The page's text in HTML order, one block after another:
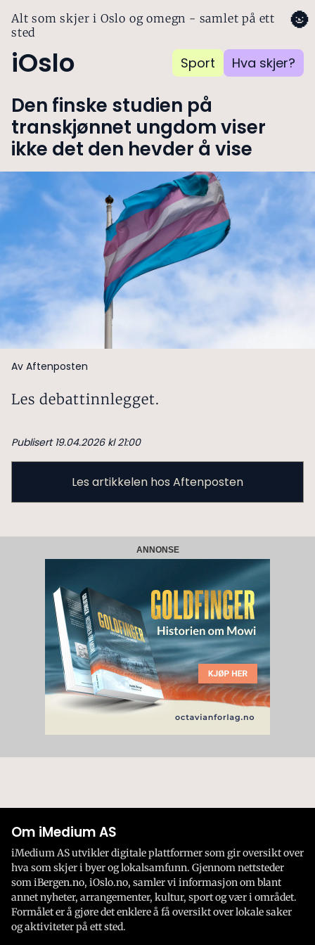
Alt som skjer i Oslo og omegn - samlet på ett
sted
iOslo Sport Hva skjer?
🌚
Den finske studien på
transkjønnet ungdom viser
ikke det den hevder å vise
Av Aftenposten
Les debattinnlegget.
Publisert 19.04.2026 kl 21:00
Les artikkelen hos Aftenposten
ANNONSE
Om iMedium AS
iMedium AS utvikler digitale plattformer som gir oversikt over
hva som skjer i byer og lokalsamfunn. Gjennom nettsteder
som iBergen.no, iOslo.no, samler vi informasjon om blant
annet nyheter, arrangementer, kultur, sport og vær i området.
Formålet er å gjøre det enklere å få oversikt over lokale saker
og aktiviteter på ett sted.